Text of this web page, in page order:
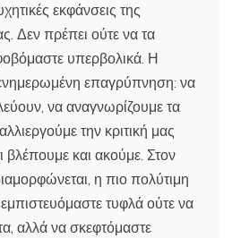
εκφάνσεις της
Δεν πρέπει ούτε να τα
υπερβολικά. Η
επαγρύπνηση: να
να αναγνωρίζουμε τα
την κριτική μας
βλέπουμε και ακούμε. Στον
η πιο πολύτιμη
εμπιστευόμαστε τυφλά ούτε να
αλλά να σκεφτόμαστε